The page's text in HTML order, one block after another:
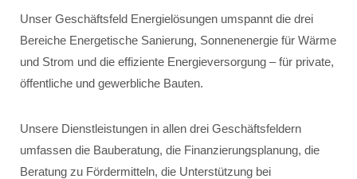
Unser Geschäftsfeld Energielösungen umspannt die drei
Bereiche Energetische Sanierung, Sonnenenergie für Wärme
und Strom und die effiziente Energieversorgung – für private,
öffentliche und gewerbliche Bauten.
Unsere Dienstleistungen in allen drei Geschäftsfeldern
umfassen die Bauberatung, die Finanzierungsplanung, die
Beratung zu Fördermitteln, die Unterstützung bei